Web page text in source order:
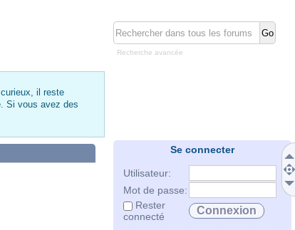
Recherche avancée
il reste
Si vous avez des
Se connecter
Utilisateur:
Mot de passe:
Rester
connecté